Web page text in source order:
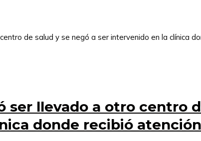
ser llevado a otro centro
donde recibió